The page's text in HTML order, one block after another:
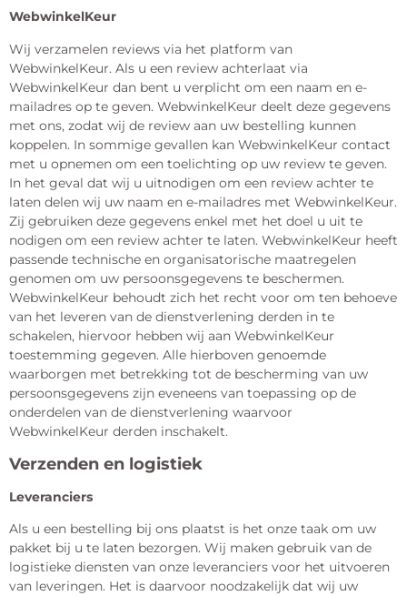
WebwinkelKeur
Wij verzamelen reviews via het platform van
WebwinkelKeur. Als u een review achterlaat via
WebwinkelKeur dan bent u verplicht om een naam en e-
mailadres op te geven. WebwinkelKeur deelt deze gegevens
met ons, zodat wij de review aan uw bestelling kunnen
koppelen. In sommige gevallen kan WebwinkelKeur contact
met u opnemen om een toelichting op uw review te geven.
In het geval dat wij u uitnodigen om een review achter te
laten delen wij uw naam en e-mailadres met WebwinkelKeur.
Zij gebruiken deze gegevens enkel met het doel u uit te
nodigen om een review achter te laten. WebwinkelKeur heeft
passende technische en organisatorische maatregelen
genomen om uw persoonsgegevens te beschermen.
WebwinkelKeur behoudt zich het recht voor om ten behoeve
van het leveren van de dienstverlening derden in te
schakelen, hiervoor hebben wij aan WebwinkelKeur
toestemming gegeven. Alle hierboven genoemde
waarborgen met betrekking tot de bescherming van uw
persoonsgegevens zijn eveneens van toepassing op de
onderdelen van de dienstverlening waarvoor
WebwinkelKeur derden inschakelt.
Verzenden en logistiek
Leveranciers
Als u een bestelling bij ons plaatst is het onze taak om uw
pakket bij u te laten bezorgen. Wij maken gebruik van de
logistieke diensten van onze leveranciers voor het uitvoeren
van leveringen. Het is daarvoor noodzakelijk dat wij uw